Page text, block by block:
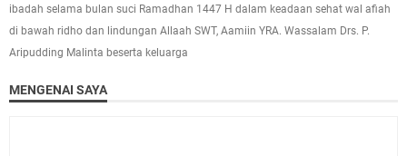
ibadah selama bulan suci Ramadhan 1447 H dalam keadaan sehat wal afiah
di bawah ridho dan lindungan Allaah SWT, Aamiin YRA. Wassalam Drs. P.
Aripudding Malinta beserta keluarga
MENGENAI SAYA